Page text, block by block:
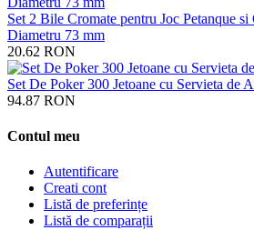
Set 2 Bile Cromate pentru Joc Petanque si
Diametru 73 mm
20.62 RON
Set De Poker 300 Jetoane cu Servieta de
94.87 RON
Contul meu
Autentificare
Creati cont
Listă de preferințe
Listă de comparații